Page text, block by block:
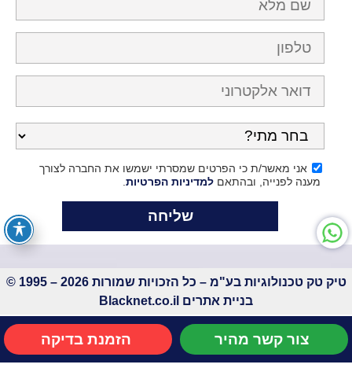
אני מאשר/ת כי הפרטים שמסרתי ישמשו את החברה לצורך
מענה לפנייה, ובהתאם למדיניות הפרטיות
טיק טק טכנולוגיות בע"מ – כל הזכויות שמורות 2026 – 1995 ©
בניית אתרים Blacknet.co.il
צור קשר מהיר הזמנת בדיקה